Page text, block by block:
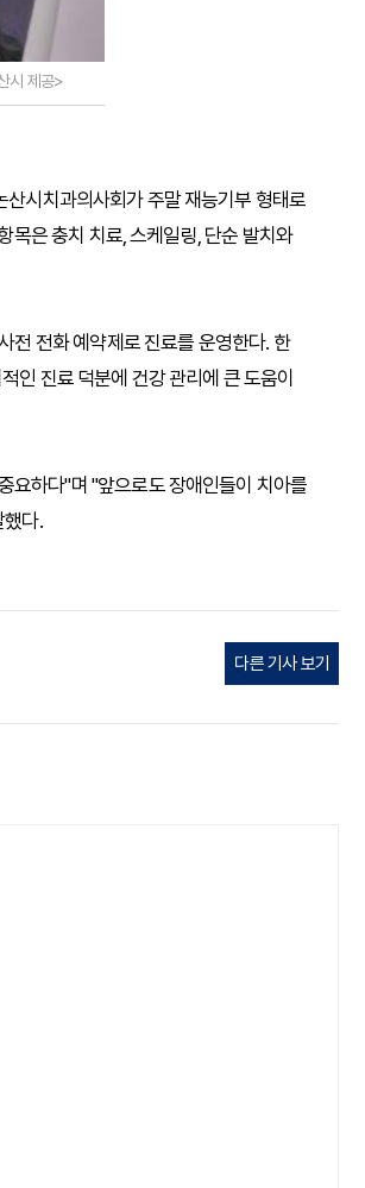
시 제공>
시치과의사회가 주말 재능기부 형태로
목은 충치 치료, 스케일링, 단순 발치와
전 전화 예약제로 진료를 운영한다. 한
인 진료 덕분에 건강 관리에 큰 도움이
요하다"며 "앞으로도 장애인들이 치아를
했다.
다른 기사 보기